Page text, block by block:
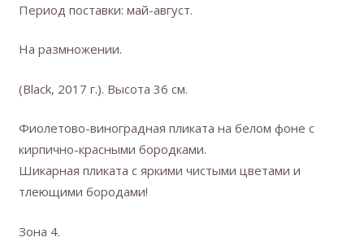
Период поставки: май-август.
На размножении.
(Black, 2017 г.). Высота 36 см.
Фиолетово-виноградная пликата на белом фоне с
кирпично-красными бородками.
Шикарная пликата с яркими чистыми цветами и
тлеющими бородами!
Зона 4.